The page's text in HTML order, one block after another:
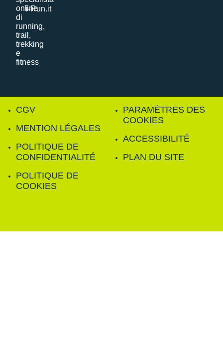
i-Run.it
CGV
MENTION LÉGALES
POLITIQUE DE
CONFIDENTIALITÉ
POLITIQUE DE
COOKIES
PARAMÈTRES DES
COOKIES
ACCESSIBILITÉ
PLAN DU SITE